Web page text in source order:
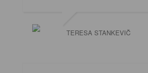
TERESA STANKEVIČ